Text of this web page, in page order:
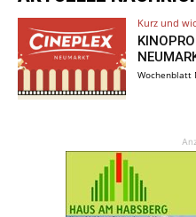
Kurz und
Wochenblatt